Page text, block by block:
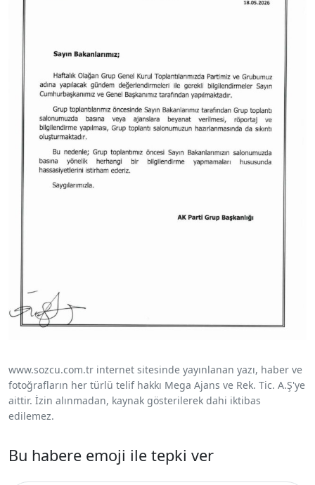
www.sozcu.com.tr internet sitesinde yayınlanan yazı, haber ve
fotoğrafların her türlü telif hakkı Mega Ajans ve Rek. Tic. A.Ş'ye
aittir. İzin alınmadan, kaynak gösterilerek dahi iktibas
edilemez.
Bu habere emoji ile tepki ver